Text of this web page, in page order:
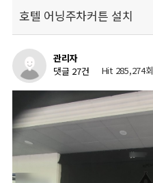
호텔 어닝주차커튼 설치
관리자
댓글 27건
Hit 285,274회